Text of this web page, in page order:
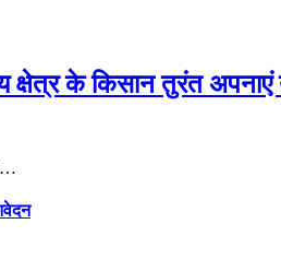
क्षेत्र के किसान तुरंत अपनाएं